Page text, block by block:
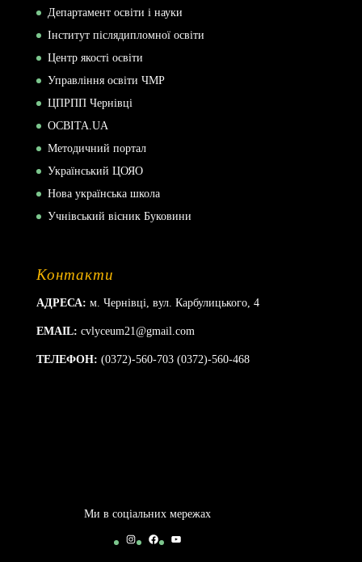
Департамент освіти і науки
Інститут післядипломної освіти
Центр якості освіти
Управління освіти ЧМР
ЦПРПП Чернівці
ОСВІТА.UA
Методичний портал
Український ЦОЯО
Нова українська школа
Учнівський вісник Буковини
Контакти
АДРЕСА: м. Чернівці, вул. Карбулицького, 4
EMAIL: cvlyceum21@gmail.com
ТЕЛЕФОН: (0372)-560-703 (0372)-560-468
Ми в соціальних мережах
InstagramFacebookYouTube